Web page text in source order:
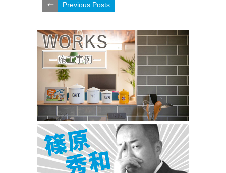
Previous Posts